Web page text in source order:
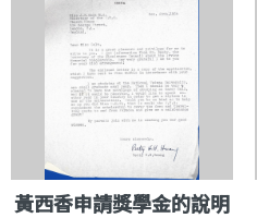
黃西香申請獎學金的說明